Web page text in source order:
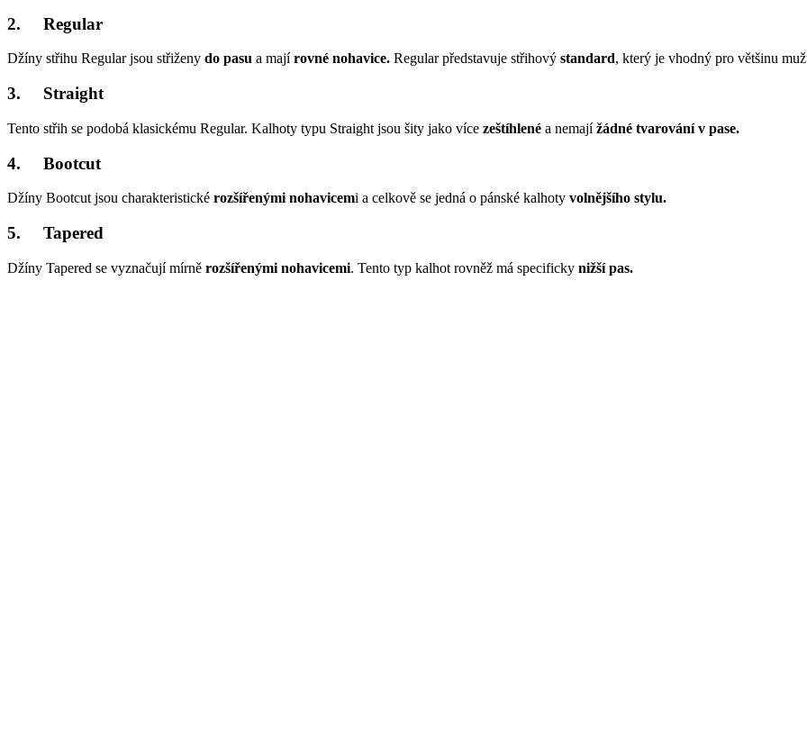
2. Regular
Džíny střihu Regular jsou střiženy do pasu a majírovné nohavice. Regular představuje střihový standard, který je vhodný pro většinu
3. Straight
Tento střih se podobá klasickému Regular. Kalhoty typu Straight jsou šity jako více zeštíhlené a nemajížádné tvarování v pase.
4. Bootcut
Džíny Bootcut jsou charakteristické rozšířenými nohavicemi a celkově se jedná o pánské kalhoty volnějšího stylu.
5. Tapered
Džíny Tapered se vyznačují mírně rozšířenými nohavicemi. Tento typ kalhot rovněž má specificky nižší pas.